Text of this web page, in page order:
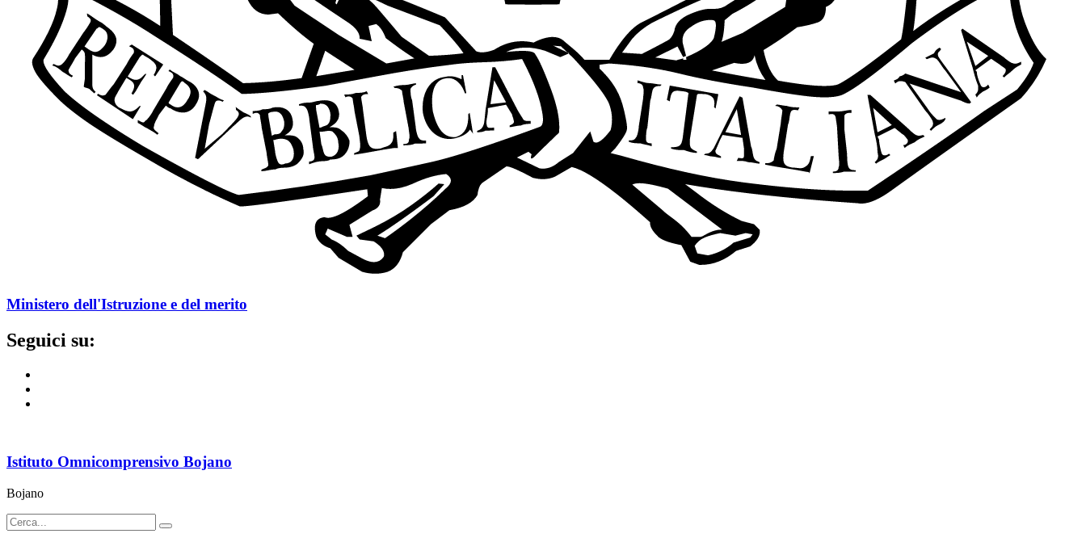
Ministero dell'Istruzione e del merito
Seguici su:
Istituto Omnicomprensivo Bojano
Bojano